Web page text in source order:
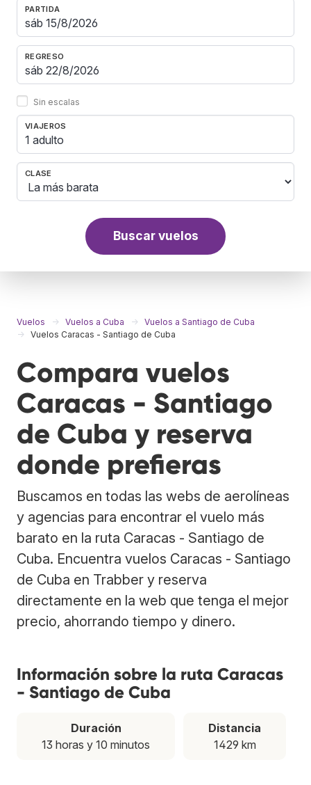
PARTIDA
REGRESO
Sin escalas
VIAJEROS
1 adulto
CLASE
Buscar vuelos
Vuelos Vuelos a Cuba
Vuelos a Santiago de Cuba
Vuelos Caracas - Santiago de Cuba
Compara vuelos
Caracas - Santiago
de Cuba y reserva
donde prefieras
Buscamos en todas las webs de aerolíneas
y agencias para encontrar el vuelo más
barato en la ruta Caracas - Santiago de
Cuba. Encuentra vuelos Caracas - Santiago
de Cuba en Trabber y reserva
directamente en la web que tenga el mejor
precio, ahorrando tiempo y dinero.
Información sobre la ruta Caracas
- Santiago de Cuba
Duración
13 horas y 10 minutos
Distancia
1429 km